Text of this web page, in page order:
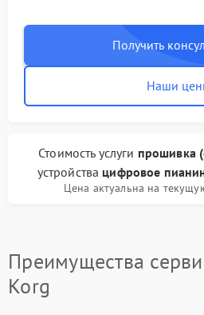
Получить
Наши
Стоимость услуги прошивка
устройства цифровое
Цена актуальна на
Преимущества
Korg